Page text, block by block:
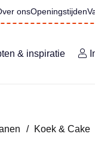
onsOpeningstijden
& inspiratie
/ Koek & Cake